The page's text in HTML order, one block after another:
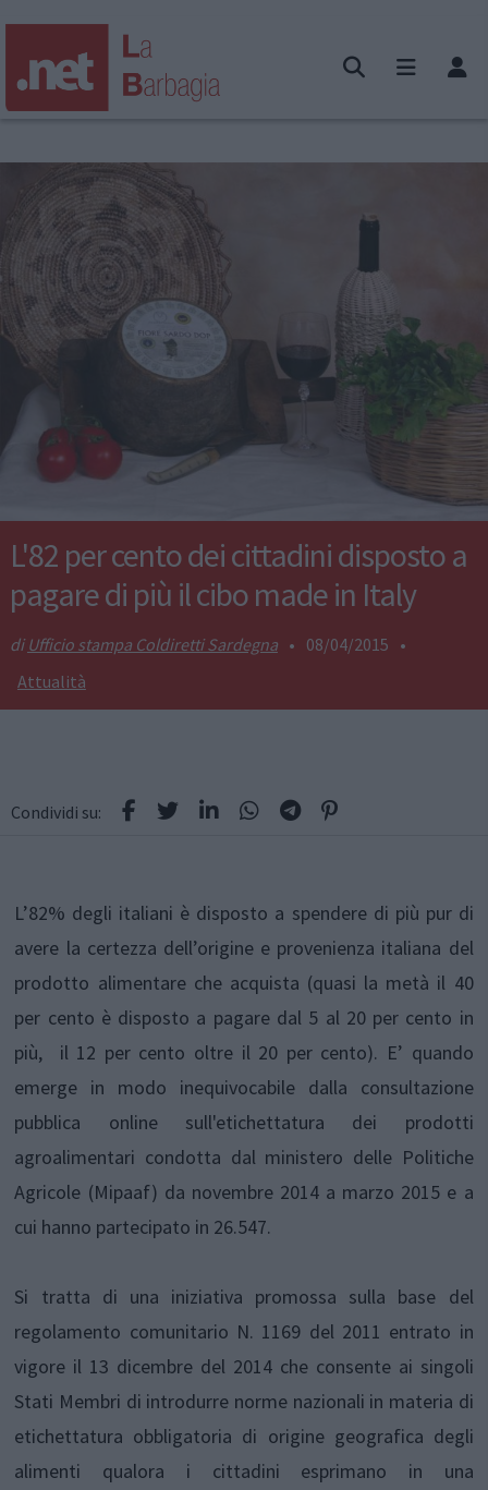
L'82 per cento dei cittadini disposto a
pagare di più il cibo made in Italy
Ufficio stampa Coldiretti Sardegna • 08/04/2015 •
Attualità
Condividi su:
L’82% degli italiani è disposto a spendere di più pur di
avere la certezza dell’origine e provenienza italiana del
prodotto alimentare che acquista (quasi la metà il 40
per cento è disposto a pagare dal 5 al 20 per cento in
più, il 12 per cento oltre il 20 per cento). E’ quando
emerge in modo inequivocabile dalla consultazione
pubblica online sull'etichettatura dei prodotti
agroalimentari condotta dal ministero delle Politiche
Agricole (Mipaaf) da novembre 2014 a marzo 2015 e a
cui hanno partecipato in 26.547.
Si tratta di una iniziativa promossa sulla base del
regolamento comunitario N. 1169 del 2011 entrato in
vigore il 13 dicembre del 2014 che consente ai singoli
Stati Membri di introdurre norme nazionali in materia di
etichettatura obbligatoria di origine geografica degli
alimenti qualora i cittadini esprimano in una